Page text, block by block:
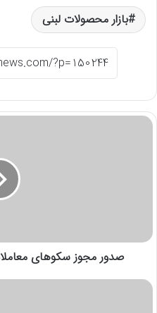
بازار محصولات لبنی
صدور مجوز سکوهای